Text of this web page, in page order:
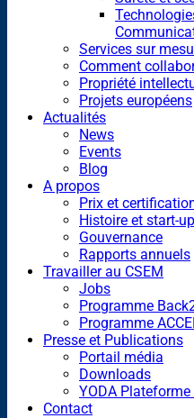
Services sur
Comment
Propriété
Projets européens
Actualités
News
Events
Blog
A propos
Prix et
Histoire et start-
Gouvernance
Rapports annuels
Travailler au CSEM
Jobs
Programme
Programme
Presse et Publications
Portail média
Downloads
YODA
Contact